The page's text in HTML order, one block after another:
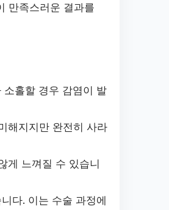
만족스러운 결과를
홀할 경우 감염이 발
해지지만 완전히 사라
게 느껴질 수 있습니
다. 이는 수술 과정에